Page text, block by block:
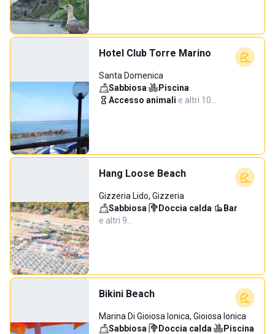
Hotel Club Torre Marino
Santa Domenica
Sabbiosa· Piscina·
Accesso animali·e altri 10…
Hang Loose Beach
Gizzeria Lido, Gizzeria
Sabbiosa· Doccia calda· Bar·
e altri 9…
Bikini Beach
Marina Di Gioiosa Ionica, Gioiosa Ionica
Sabbiosa· Doccia calda·
Piscina